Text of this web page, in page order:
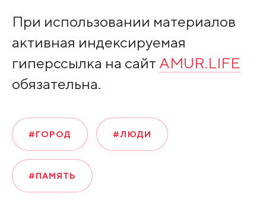
При использовании материалов
активная индексируемая
гиперссылка на сайт AMUR.LIFE
обязательна.
#ГОРОД #ЛЮДИ
#ПАМЯТЬ